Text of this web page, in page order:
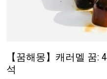
【꿈해몽】캐러멜 꿈:
석